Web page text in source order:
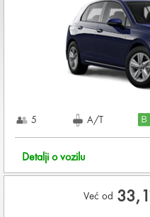
720,00 EUR+ iznosa
5 A/T
Detalji o vozilu
Već od